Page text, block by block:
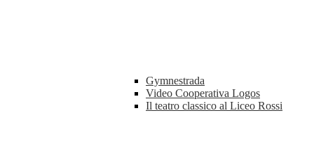
Gymnestrada
Video Cooperativa Logos
Il teatro classico al Liceo Rossi